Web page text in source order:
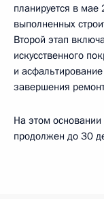
планируется в
выполненных
Второй этап
искусственного
и
завершения
На этом основании
продолжен до 30